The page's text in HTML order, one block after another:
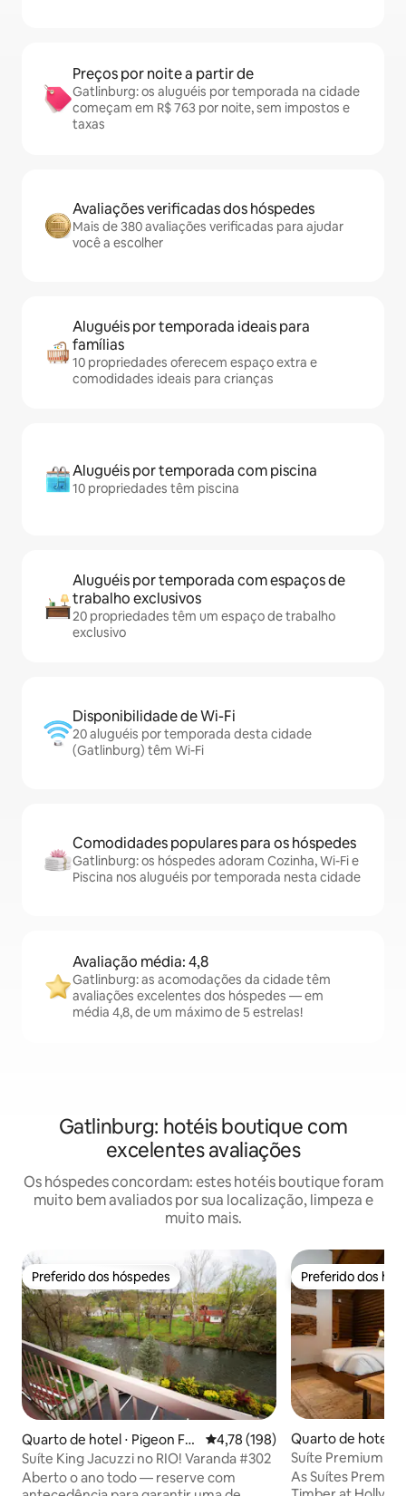
Preços por noite a partir de
Gatlinburg: os aluguéis por temporada na cidade
começam em R$ 763 por noite, sem impostos e
taxas
Avaliações verificadas dos hóspedes
Mais de 380 avaliações verificadas para ajudar
você a escolher
Aluguéis por temporada ideais para
famílias
10 propriedades oferecem espaço extra e
comodidades ideais para crianças
Aluguéis por temporada com piscina
10 propriedades têm piscina
Aluguéis por temporada com espaços de
trabalho exclusivos
20 propriedades têm um espaço de trabalho
exclusivo
Disponibilidade de Wi-Fi
20 aluguéis por temporada desta cidade
(Gatlinburg) têm Wi-Fi
Comodidades populares para os hóspedes
Gatlinburg: os hóspedes adoram Cozinha, Wi-Fi e
Piscina nos aluguéis por temporada nesta cidade
Avaliação média: 4,8
Gatlinburg: as acomodações da cidade têm
avaliações excelentes dos hóspedes — em
média 4,8, de um máximo de 5 estrelas!
Gatlinburg: hotéis boutique com
excelentes avaliações
Os hóspedes concordam: estes hotéis boutique foram
muito bem avaliados por sua localização, limpeza e
muito mais.
Preferido dos hóspedes
Preferido dos hóspedes
Quarto de hotel ⋅ Pigeon For
ge
4,78 de uma avaliação média de
4,78 (198)
Suíte King Jacuzzi no RIO! Varanda #302
Aberto o ano todo — reserve com
Preferido dos
Preferido dos
Quarto de hotel ⋅
Suíte Premium
As Suítes